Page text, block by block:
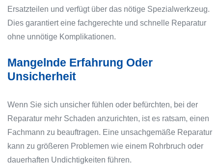
Ersatzteilen und verfügt über das nötige Spezialwerkzeug.
Dies garantiert eine fachgerechte und schnelle Reparatur
ohne unnötige Komplikationen.
Mangelnde Erfahrung Oder
Unsicherheit
Wenn Sie sich unsicher fühlen oder befürchten, bei der
Reparatur mehr Schaden anzurichten, ist es ratsam, einen
Fachmann zu beauftragen. Eine unsachgemäße Reparatur
kann zu größeren Problemen wie einem Rohrbruch oder
dauerhaften Undichtigkeiten führen.